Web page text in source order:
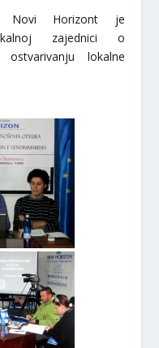
Novi Horizont je
zajednici o
lokalne